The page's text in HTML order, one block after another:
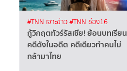
#TNN เจาะข่าว#TNN ช่อง16
กู้วิกฤตทัวร์รัสเซีย! ย้อนบทเรียน
คดีดังในอดีต คดีเดียวทำคนไม่
กล้ามาไทย